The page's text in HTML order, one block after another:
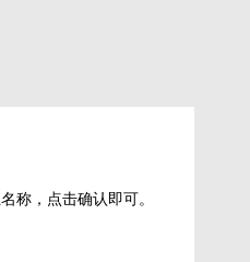
称，点击确认即可。